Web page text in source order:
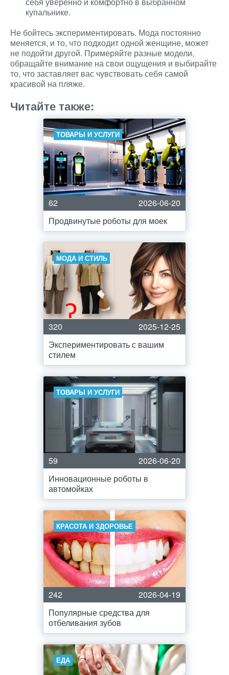
купальнике.
Не бойтесь экспериментировать. Мода постоянно
меняется, и то, что подходит одной женщине, может
не подойти другой. Примеряйте разные модели,
обращайте внимание на свои ощущения и выбирайте
то, что заставляет вас чувствовать себя самой
красивой на пляже.
Читайте также:
ТОВАРЫ И УСЛУГИ
62
2026-06-20
Продвинутые роботы для моек
МОДА И СТИЛЬ
320
2025-12-25
Экспериментировать с вашим
стилем
ТОВАРЫ И УСЛУГИ
59
2026-06-20
Инновационные роботы в
автомойках
КРАСОТА И ЗДОРОВЬЕ
242
2026-04-19
Популярные средства для
отбеливания зубов
ЕДА